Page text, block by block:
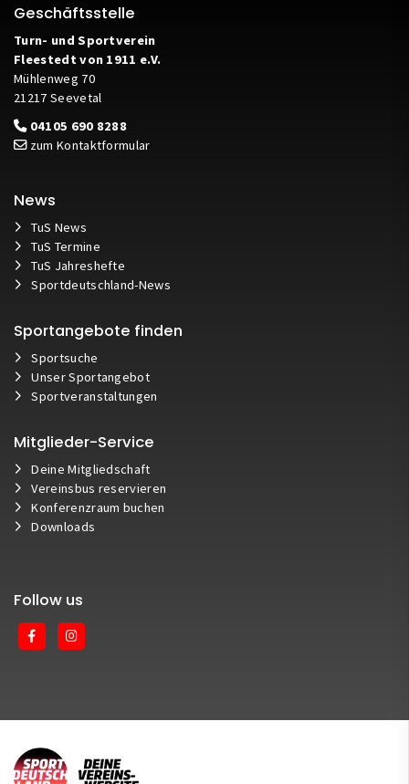
Geschäftsstelle
Turn- und Sportverein
Fleestedt von 1911 e.V.
Mühlenweg 70
21217 Seevetal
04105 690 8288
zum Kontaktformular
News
TuS News
TuS Termine
TuS Jahreshefte
Sportdeutschland-News
Sportangebote finden
Sportsuche
Unser Sportangebot
Sportveranstaltungen
Mitglieder-Service
Deine Mitgliedschaft
Vereinsbus reservieren
Konferenzraum buchen
Downloads
Follow us